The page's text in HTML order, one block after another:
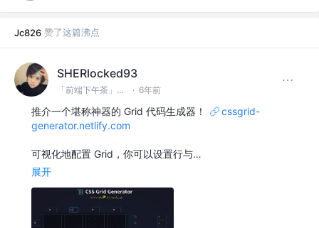
Jc826 赞了这篇沸点
SHERlocked93
「前端下午茶」「CPP下午茶」公众号 · 6年前
推介一个堪称神器的 Grid 代码生成器！
cssgrid-
generator.netlify.com
可视化地配置 Grid，你可以设置行与…
展开